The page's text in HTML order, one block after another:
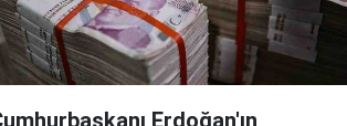
Erdoğan'ın